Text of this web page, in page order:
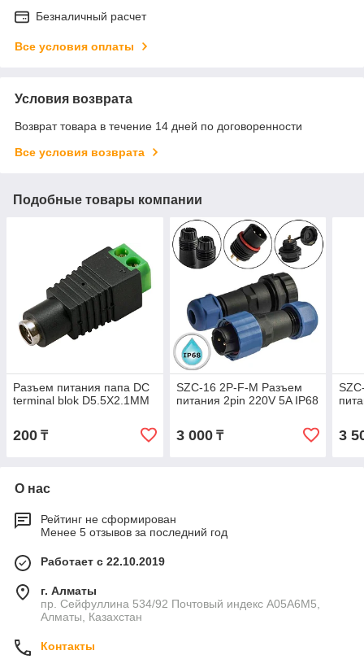
Безналичный расчет
Все условия оплаты
Условия возврата
Возврат товара в течение 14 дней по договоренности
Все условия возврата
Подобные товары компании
Разъем питания папа DC
terminal blok D5.5X2.1MM
200 ₸
SZC-16 2P-F-M Разъем
питания 2pin 220V 5A IP68
3 000₸ 3
О нас
Рейтинг не сформирован
Менее 5 отзывов за последний год
Работает с 22.10.2019
г. Алматы
пр. Сейфуллина 534/92 Почтовый индекс A05A6M5,
Алматы, Казахстан
Контакты